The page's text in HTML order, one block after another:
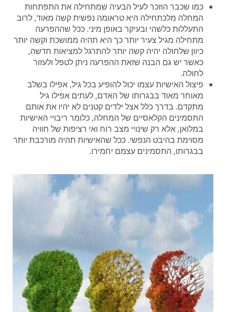
כמו שכבר הוזכר לעיל הבעיה שמתחילה את התפתחות
המחלה מלכתחילה היא טראומה נפשית קשה מאוד, לרוב
התעללות כלשהי ובעיקר באופן מיני. ככל שההפרעה
מתחילה מגיל צעיר יותר כך היא תהיה ממושכת וקשה יותר
כיוון שלחולה יהיה קשה יותר להתרגל למציאות חדשה,
כאשר יש גם הבנה שזאת ההפרעה ניתן לטפל ולעזור
לחולה.
פיצול האישיות עצמו יכול להופיע בכל גיל, אפילו בשלב
מאוחר מאוד בבגרותו של האדם, לעתים אפילו גיל
מתקדם. בדרך כלל אצל ילדים קטנים לא יהיו את אותם
התסמינים הקלאסיים של המחלה, כלומר ריבויי האישיות
במלואן, אלא רק שינויי מצב רוח ואי רציפות של חוויה
מסוימת בהיבט הנפשי. ככל שהאישיות תהיה מורכבת יותר
בבגרותו, התסמינים עצמם יחמירו.